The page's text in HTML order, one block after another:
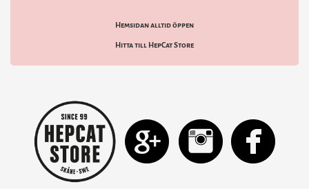
Hemsidan alltid öppen
Hitta till HepCat Store